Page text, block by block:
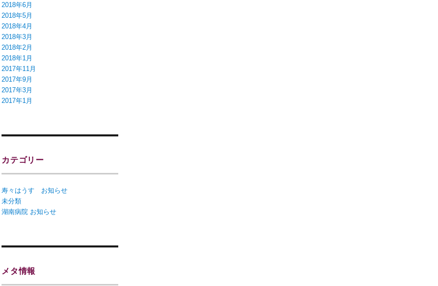
2018年6月
2018年5月
2018年4月
2018年3月
2018年2月
2018年1月
2017年11月
2017年9月
2017年3月
2017年1月
カテゴリー
寿々はうす お知らせ
未分類
湖南病院 お知らせ
メタ情報